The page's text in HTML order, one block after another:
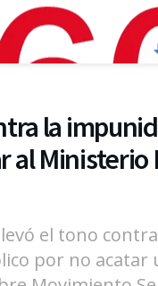
la
al
el tono
por no